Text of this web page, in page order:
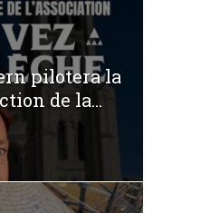
pilotera la
de la...